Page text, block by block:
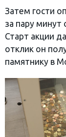
Затем гости
за пару минут
Старт акции
отклик он
памятнику в